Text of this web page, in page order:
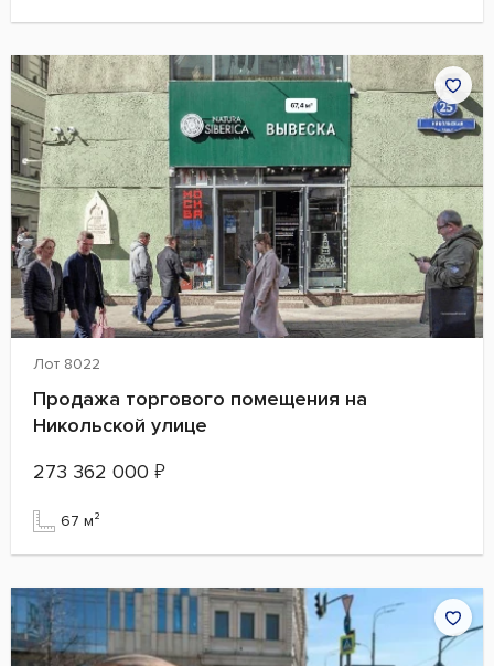
Лот 8022
Продажа торгового помещения на
Никольской улице
273 362 000 ₽
67 м²